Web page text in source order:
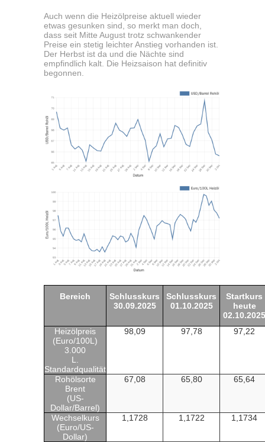
Auch wenn die Heizölpreise aktuell wieder
etwas gesunken sind, so merkt man doch,
dass seit Mitte August trotz schwankender
Preise ein stetig leichter Anstieg vorhanden ist.
Der Herbst ist da und die Nächte sind
empfindlich kalt. Die Heizsaison hat definitiv
begonnen.
Bereich
Schlusskurs
30.09.2025
Schlusskurs
01.10.2025
Startkurs
heute
02.10.2025
Heizölpreis
(Euro/100L)
3.000
L.
Standardqualität
98,09 97,78 97,22
Rohölsorte
Brent
(US-
Dollar/Barrel)
67,08 65,80 65,64
Wechselkurs
(Euro/US-
Dollar)
1,1728 1,1722 1,1734